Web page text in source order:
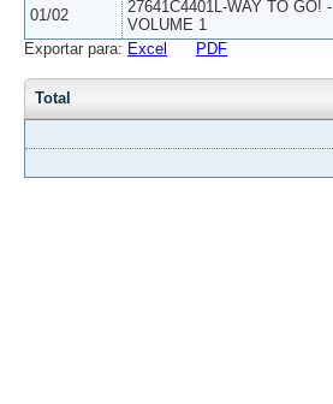
01/02
27641C4401L-WAY TO GO! -
VOLUME 1
Exportar para: Excel PDF
Total